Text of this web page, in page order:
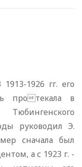
1926 гг. его
протекала в
руководил Э.
сначала был
а с 1923 г. -